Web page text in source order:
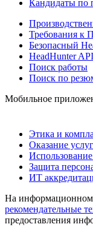
Кандидаты по
Требования к
Безопасный
HeadHunter API
Поиск работы
Поиск по
Мобильное
Этика и
Оказание услуг
Защита
ИТ
На информационном
рекомендательные
предоставления